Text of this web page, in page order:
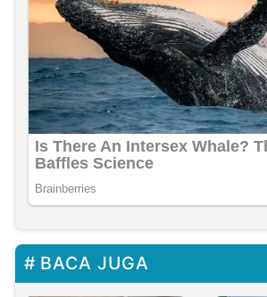
BACA JUGA